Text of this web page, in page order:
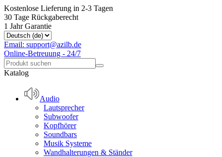
Kostenlose Lieferung in 2-3 Tagen
30 Tage Rückgaberecht
1 Jahr Garantie
Email: support@azilb.de
Online-Betreuung - 24/7
Katalog
Audio
Lautsprecher
Subwoofer
Kopfhörer
Soundbars
Musik Systeme
Wandhalterungen & Ständer